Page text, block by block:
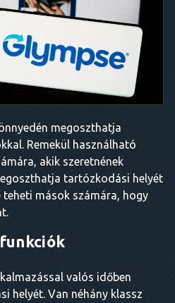
megoszthatja
Remekül használható
akik szeretnének
tartózkodási helyét
mások számára, hogy
valós időben
helyét. Van néhány klassz